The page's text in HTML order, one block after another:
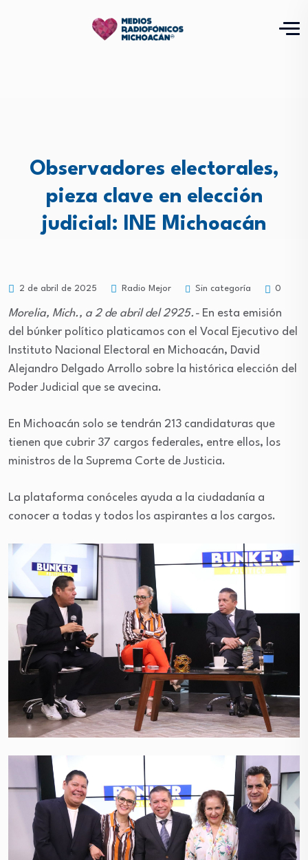
Observadores electorales,
pieza clave en elección
judicial: INE Michoacán
2 de abril de 2025 Radio Mejor Sin categoría 0
Morelia, Mich., a 2 de abril del 2925.- En esta emisión
del búnker político platicamos con el Vocal Ejecutivo del
Instituto Nacional Electoral en Michoacán, David
Alejandro Delgado Arrollo sobre la histórica elección del
Poder Judicial que se avecina.
En Michoacán solo se tendrán 213 candidaturas que
tienen que cubrir 37 cargos federales, entre ellos, los
ministros de la Suprema Corte de Justicia.
La plataforma conóceles ayuda a la ciudadanía a
conocer a todas y todos los aspirantes a los cargos.